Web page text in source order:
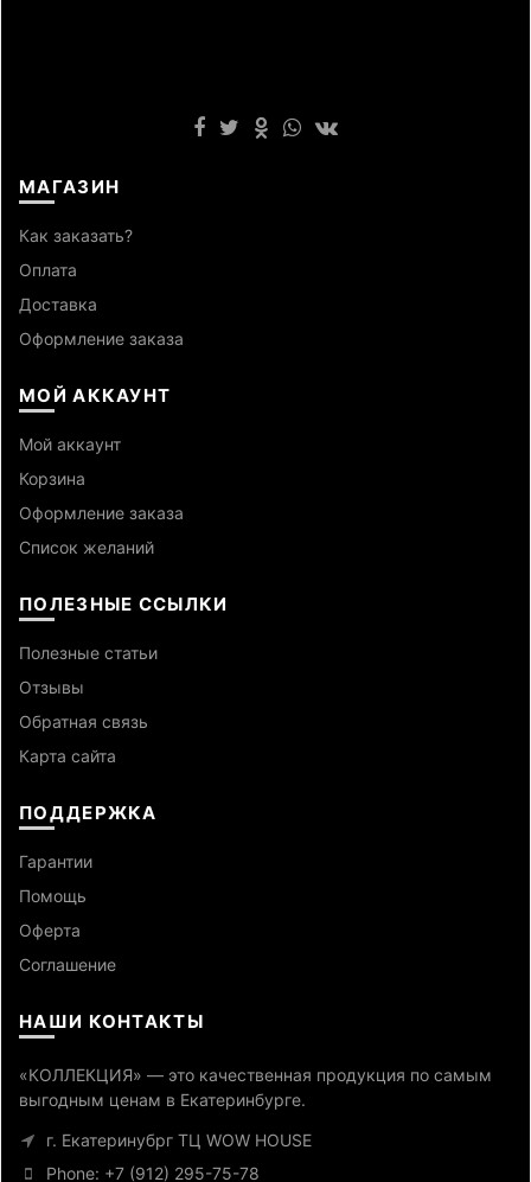
МАГАЗИН
Как заказать?
Оплата
Доставка
Оформление заказа
МОЙ АККАУНТ
Мой аккаунт
Корзина
Оформление заказа
Список желаний
ПОЛЕЗНЫЕ ССЫЛКИ
Полезные статьи
Отзывы
Обратная связь
Карта сайта
ПОДДЕРЖКА
Гарантии
Помощь
Оферта
Cоглашение
НАШИ КОНТАКТЫ
«КОЛЛЕКЦИЯ» — это качественная продукция по самым
выгодным ценам в Екатеринбурге.
г. Екатеринубрг ТЦ WOW HOUSE
Phone: +7 (912) 295-75-78